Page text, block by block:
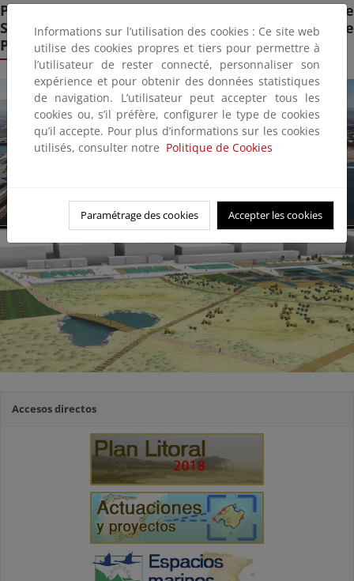
Proyecto de "Remodelación playa de Puerto de
Sagunto y mejora de tramo de costa al norte de
Puerto Siles"
Accesos directos
Informations sur l’utilisation des cookies : Ce site web
utilise des cookies propres et tiers pour permettre à
l’utilisateur de rester connecté, personnaliser son
expérience et pour obtenir des données statistiques
de navigation. L’utilisateur peut accepter tous les
cookies ou, s’il préfère, configurer le type de cookies
qu’il accepte. Pour plus d’informations sur les cookies
utilisés, consulter notre Politique de Cookies
Paramétrage des cookies Accepter les cookies